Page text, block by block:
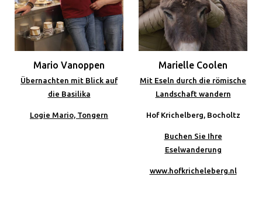
Mario Vanoppen
Übernachten mit Blick auf
die Basilika
Logie Mario, Tongern
Marielle Coolen
Mit Eseln durch die römische
Landschaft wandern
Hof Krichelberg, Bocholtz
Buchen Sie Ihre
Eselwanderung
www.hofkricheleberg.nl